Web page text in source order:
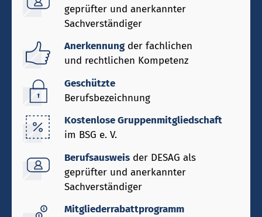
geprüfter und anerkannter
Sachverständiger
Anerkennungder fachlichen
und rechtlichen Kompetenz
Geschützte
Berufsbezeichnung
Kostenlose Gruppenmitgliedschaft
im BSG e. V.
Berufsausweis der DESAG als
geprüfter und anerkannter
Sachverständiger
Mitgliederrabattprogramm